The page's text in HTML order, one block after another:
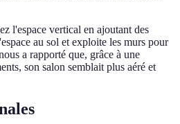
l'espace vertical en ajoutant des
au sol et exploite les murs pour
a rapporté que, grâce à une
son salon semblait plus aéré et